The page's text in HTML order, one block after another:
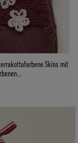
Skins mit